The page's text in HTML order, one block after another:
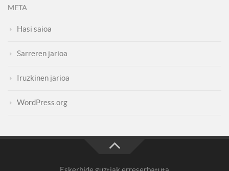
META
Hasi saioa
Sarreren jarioa
Iruzkinen jarioa
WordPress.org